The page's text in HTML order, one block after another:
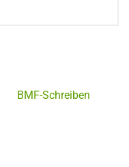
BMF-Schreiben